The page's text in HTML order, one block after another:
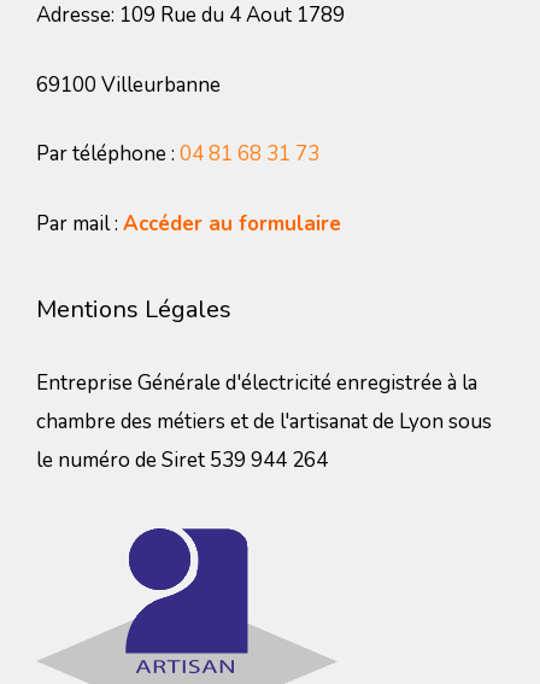
Adresse: 109 Rue du 4 Aout 1789
69100 Villeurbanne
Par téléphone : 04 81 68 31 73
Par mail : Accéder au formulaire
Mentions Légales
Entreprise Générale d'électricité enregistrée à la
chambre des métiers et de l'artisanat de Lyon sous
le numéro de Siret 539 944 264